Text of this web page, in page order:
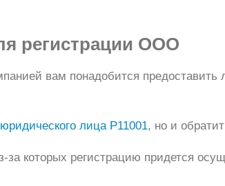
регистрации ООО
вам понадобится
лица Р11001, но и
которых регистрацию придется